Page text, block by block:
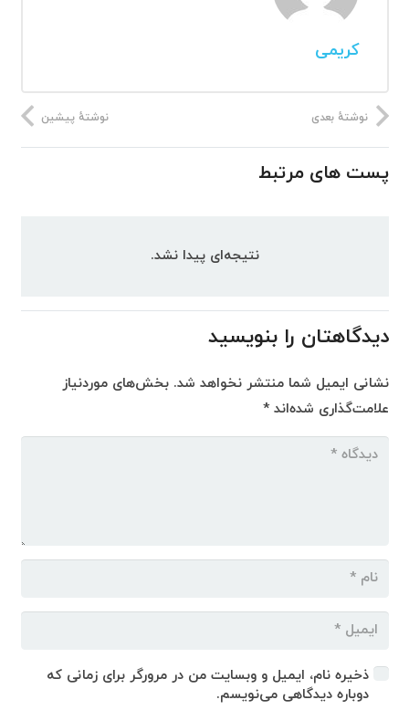
کریمی
نوشتهٔ پیشین نوشتهٔ بعدی
پست های مرتبط
نتیجه‌ای پیدا نشد.
دیدگاهتان را بنویسید
نشانی ایمیل شما منتشر نخواهد شد. بخش‌های موردنیاز
علامت‌گذاری شده‌اند*
ذخیره نام، ایمیل و وبسایت من در مرورگر برای زمانی که
دوباره دیدگاهی می‌نویسم.